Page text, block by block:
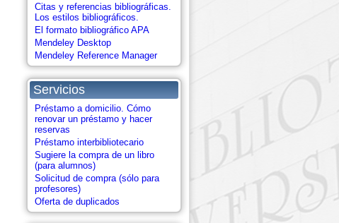
Citas y referencias bibliográficas.
Los estilos bibliográficos.
El formato bibliográfico APA
Mendeley Desktop
Mendeley Reference Manager
Servicios
Préstamo a domicilio. Cómo
renovar un préstamo y hacer
reservas
Préstamo interbibliotecario
Sugiere la compra de un libro
(para alumnos)
Solicitud de compra (sólo para
profesores)
Oferta de duplicados